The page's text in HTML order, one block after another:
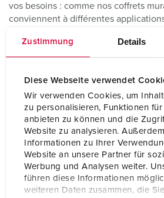
Zustimmung Details
Diese Webseite verwendet
Wir verwenden Cookies, um
zu personalisieren, Funktionen
anbieten zu können und die
Website zu analysieren.
Informationen zu Ihrer
Website an unsere Partner für
Werbung und Analysen weiter.
führen diese Informationen
weiteren Daten zusammen, die
vos besoins : comme nos coffrets
conviennent à différentes
peuvent par ex. être équipés de
prises.